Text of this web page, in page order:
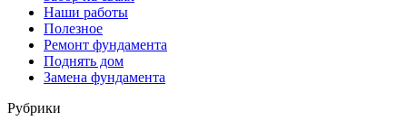
Наши работы
Полезное
Ремонт фундамента
Поднять дом
Замена фундамента
Рубрики